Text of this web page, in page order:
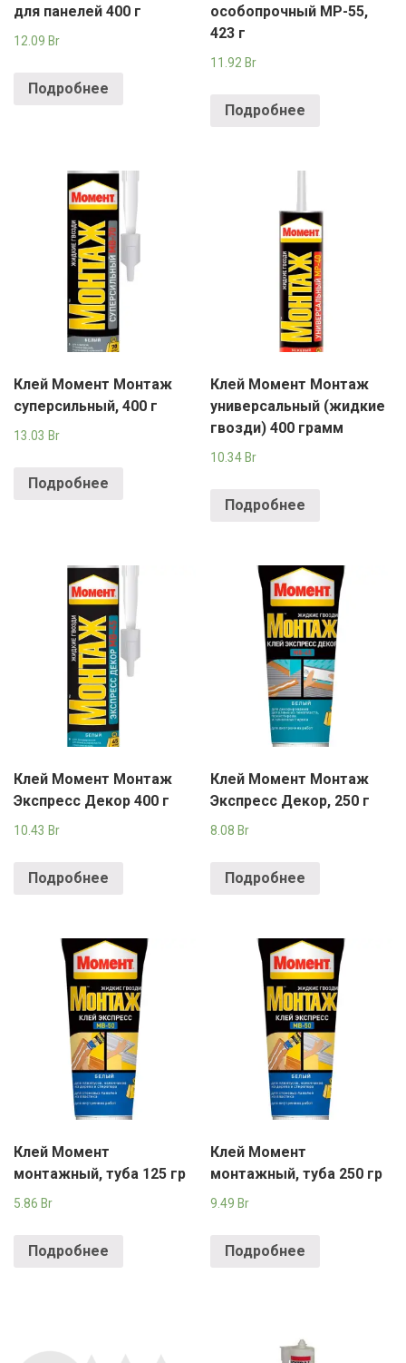
для панелей 400 г
12.09 Br
Подробнее
особопрочный MP-55,
423 г
11.92 Br
Подробнее
Клей Момент Монтаж
суперсильный, 400 г
13.03 Br
Подробнее
Клей Момент Монтаж
универсальный (жидкие
гвозди) 400 грамм
10.34 Br
Подробнее
Клей Момент Монтаж
Экспресс Декор 400 г
10.43 Br
Подробнее
Клей Момент Монтаж
Экспресс Декор, 250 г
8.08 Br
Подробнее
Клей Момент
монтажный, туба 125 гр
5.86 Br
Подробнее
Клей Момент
монтажный, туба 250 гр
9.49 Br
Подробнее